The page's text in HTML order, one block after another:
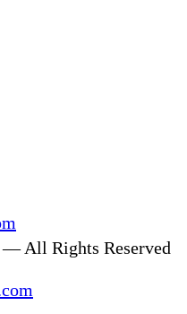
All Rights Reserved